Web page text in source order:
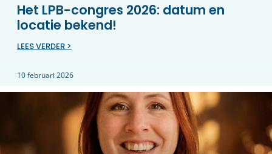
Het LPB-congres 2026: datum en
locatie bekend!
LEES VERDER >
10 februari 2026